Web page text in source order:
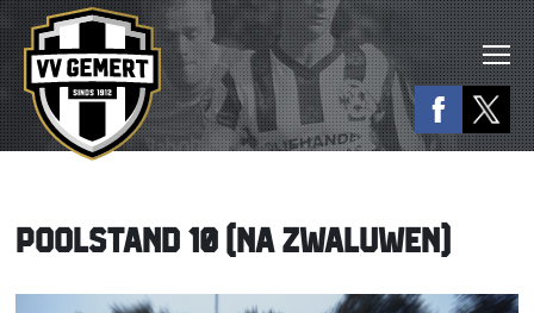
POOLSTAND 10 (NA ZWALUWEN)